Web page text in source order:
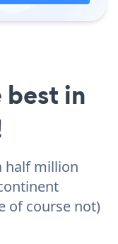
in
half million
of course not)